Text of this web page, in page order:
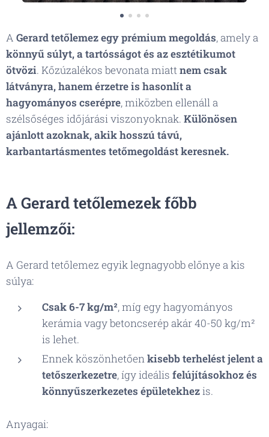
A Gerard tetőlemez egy prémium megoldás, amely a
könnyű súlyt, a tartósságot és az esztétikumot
ötvözi. Kőzúzalékos bevonata miattnem csak
látványra, hanem érzetre is hasonlít a
hagyományos cserépre, miközben ellenáll a
szélsőséges időjárási viszonyoknak. Különösen
ajánlott azoknak, akik hosszú távú,
karbantartásmentes tetőmegoldást keresnek.
A Gerard tetőlemezek főbb
jellemzői:
A Gerard tetőlemez egyik legnagyobb előnye a kis
súlya:
Csak 6-7 kg/m², míg egy hagyományos
kerámia vagy betoncserép akár 40-50 kg/m²
is lehet.
Ennek köszönhetőenkisebb terhelést jelent a
tetőszerkezetre, így ideális felújításokhoz és
könnyűszerkezetes épületekhezis.
Anyagai: